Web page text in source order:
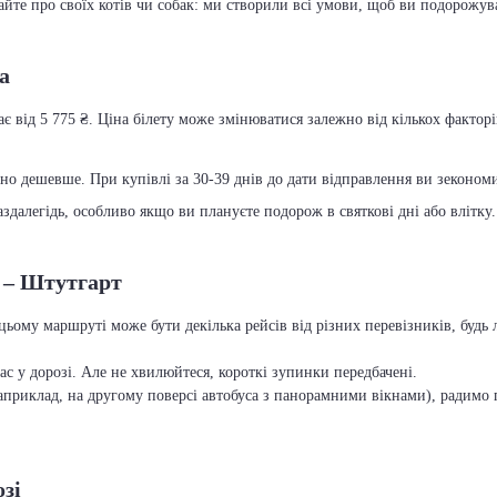
про своїх котів чи собак: ми створили всі умови, щоб ви
від 5 775 ₴. Ціна білету може змінюватися залежно від кількох
дешевше. При купівлі за 30-39 днів до дати відправлення ви
особливо якщо ви плануєте подорож в святкові дні або влітку.
– Штутгарт
маршруті може бути декілька рейсів від різних перевізників,
у дорозі. Але не хвилюйтеся, короткі зупинки передбачені.
на другому поверсі автобуса з панорамними вікнами), радимо